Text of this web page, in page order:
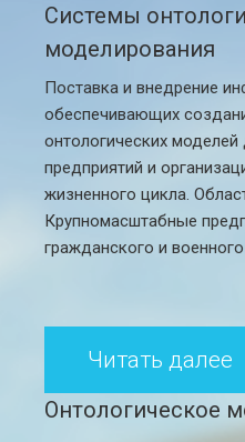
Системы
моделирования
Поставка и внедрение
обеспечивающих
онтологических
предприятий и
жизненного цикла.
Крупномасштабные
гражданского и
Читать далее
Онтологическое